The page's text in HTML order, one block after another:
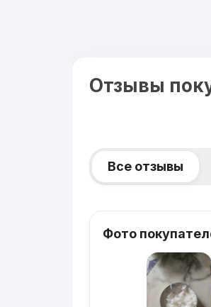
Отзывы
Все отзывы
Фото